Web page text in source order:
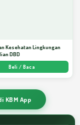
Kesehatan Lingkungan
DBD
Beli / Baca
KBM App